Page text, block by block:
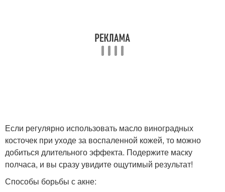
Если регулярно использовать масло виноградных
косточек при уходе за воспаленной кожей, то можно
добиться длительного эффекта. Подержите маску
полчаса, и вы сразу увидите ощутимый результат!
Способы борьбы с акне: